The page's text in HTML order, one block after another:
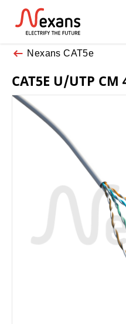
Nexans CAT5e
CAT5E U/UTP CM